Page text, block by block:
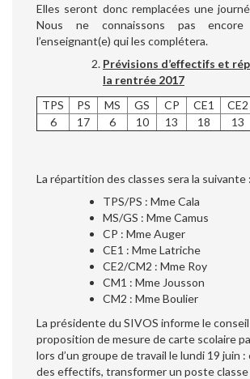
Elles seront donc remplacées une
Nous ne connaissons pas
l’enseignant(e) qui les complétera.
Prévisions d’effectifs et
la rentrée 2017
TPS
PS MS GS CP CE1 CE2
6
17 6 10 13 18 13
La répartition des classes sera la suivante :
TPS/PS : Mme Cala
MS/GS : Mme Camus
CP : Mme Auger
CE1 : Mme Latriche
CE2/CM2 : Mme Roy
CM1 : Mme Jousson
CM2 : Mme Boulier
La présidente du SIVOS informe le conseil
proposition de mesure de carte scolaire
lors d’un groupe de travail le lundi 19 juin
des effectifs, transformer un poste classe